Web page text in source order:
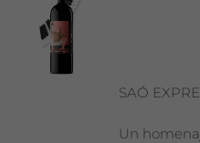
SAÓ
Un